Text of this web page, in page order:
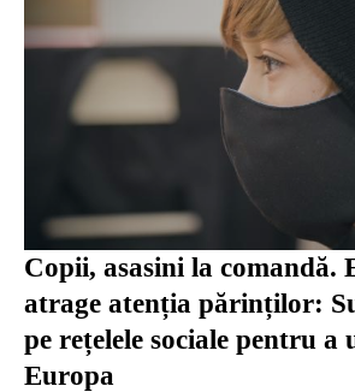
Copii, asasini la comandă.
atrage atenția părinților:
pe rețelele sociale pentru a
Europa